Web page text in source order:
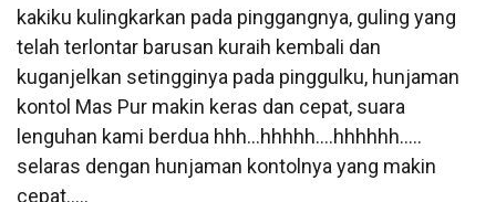
kakiku kulingkarkan pada pinggangnya, guling yang
telah terlontar barusan kuraih kembali dan
kuganjelkan setingginya pada pinggulku, hunjaman
kontol Mas Pur makin keras dan cepat, suara
lenguhan kami berdua hhh…hhhhh….hhhhhh…..
selaras dengan hunjaman kontolnya yang makin
cepat…..